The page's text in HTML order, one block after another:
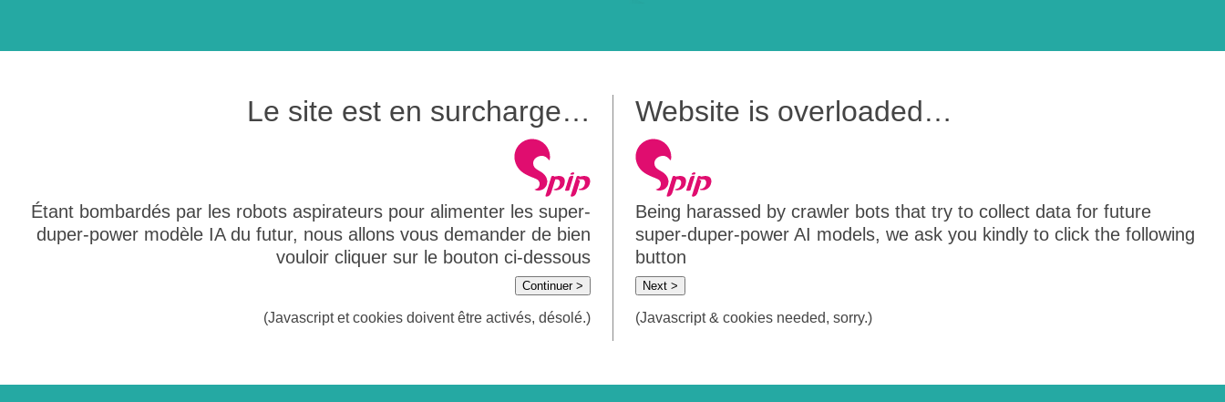
Le site est en surcharge…
Étant bombardés par les robots aspirateurs pour alimenter les super-
duper-power modèle IA du futur, nous allons vous demander de bien
vouloir cliquer sur le bouton ci-dessous
Continuer >
(Javascript et cookies doivent être activés, désolé.)
Website is overloaded…
Being harassed by crawler bots that try to collect data for future
super-duper-power AI models, we ask you kindly to click the following
button
Next >
(Javascript & cookies needed, sorry.)